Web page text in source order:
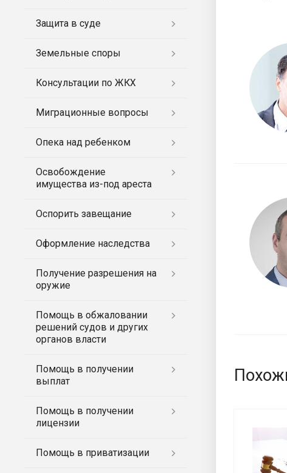
Защита в суде
Земельные споры
Консультации по ЖКХ
Миграционные вопросы
Опека над ребенком
Освобождение
имущества из-под ареста
Оспорить завещание
Оформление наследства
Получение разрешения на
оружие
Помощь в обжаловании
решений судов и других
органов власти
Помощь в получении
выплат
Помощь в получении
лицензии
Помощь в приватизации